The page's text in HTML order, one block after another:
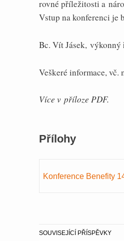
rovné příležitosti a
Vstup na konferenci je
Bc. Vít Jásek, výkonný
Veškeré informace,
Více v příloze PDF.
Přílohy
Konference Benefity
SOUVISEJÍCÍ PŘÍSPĚVKY